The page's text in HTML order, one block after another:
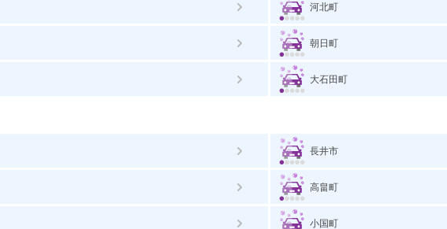
河北町
朝日町
大石田町
長井市
高畠町
小国町